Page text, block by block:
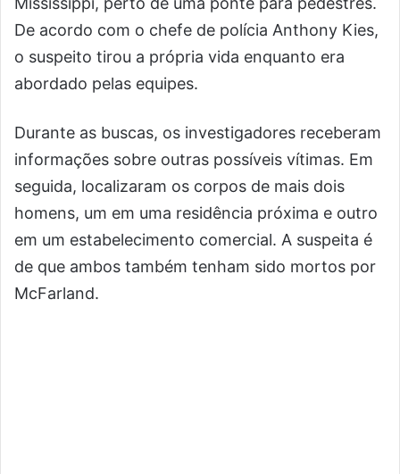
De acordo com o chefe de polícia Anthony Kies,
o suspeito tirou a própria vida enquanto era
abordado pelas equipes.
Durante as buscas, os investigadores receberam
informações sobre outras possíveis vítimas. Em
seguida, localizaram os corpos de mais dois
homens, um em uma residência próxima e outro
em um estabelecimento comercial. A suspeita é
de que ambos também tenham sido mortos por
McFarland.